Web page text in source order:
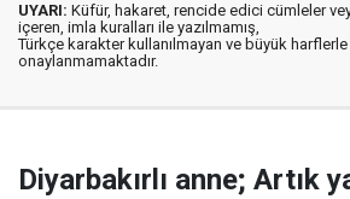
UYARI: Küfür, hakaret, rencide edici cümleler
içeren, imla kuralları ile yazılmamış,
Türkçe karakter kullanılmayan ve büyük harflerle
onaylanmamaktadır.
Diyarbakırlı anne; Artık